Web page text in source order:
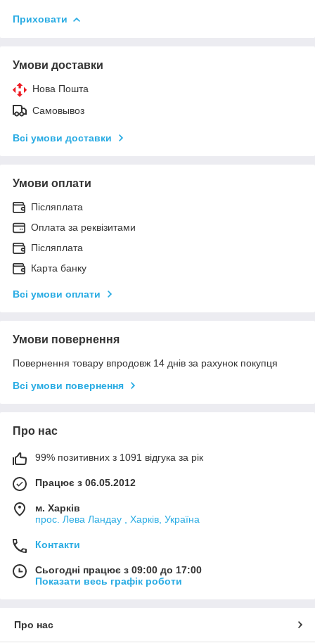
Приховати
Умови доставки
Нова Пошта
Самовывоз
Всі умови доставки
Умови оплати
Післяплата
Оплата за реквізитами
Післяплата
Карта банку
Всі умови оплати
Умови повернення
Повернення товару впродовж 14 днів за рахунок покупця
Всі умови повернення
Про нас
99% позитивних з 1091 відгука за рік
Працює з 06.05.2012
м. Харків
прос. Лева Ландау , Харків, Україна
Контакти
Сьогодні працює з 09:00 до 17:00
Показати весь графік роботи
Про нас